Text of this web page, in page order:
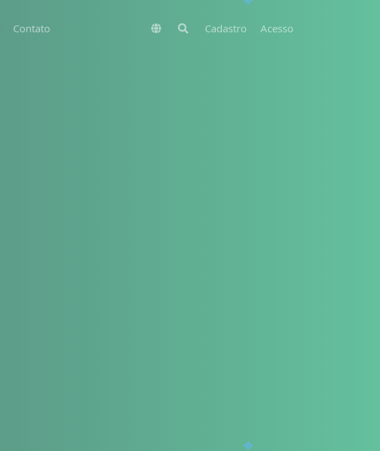
Contato Cadastro Acesso